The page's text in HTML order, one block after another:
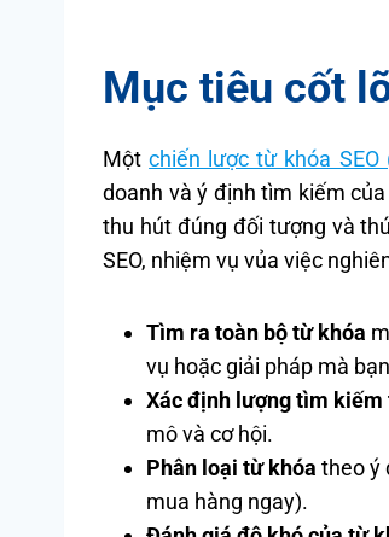
Mục tiêu cốt
Mộtchiến lược từ khóa SEO
doanh và ý định tìm kiếm
thu hút đúng đối tượng và
SEO, nhiệm vụ vủa việc
Tìm ra toàn bộ từ khóa
vụ hoặc giải pháp mà
Xác định lượng tìm
mô và cơ hội.
Phân loại từ khóa theo ý
mua hàng ngay).